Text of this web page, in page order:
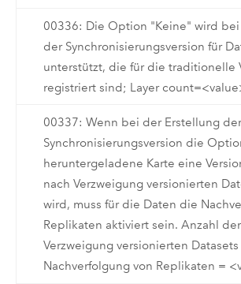
00336: Die Option "Keine" wird
der Synchronisierungsversion für
unterstützt, die für die traditionelle
registriert sind; Layer
00337: Wenn bei der Erstellung der
Synchronisierungsversion die
heruntergeladene Karte eine
nach Verzweigung versionierten
wird, muss für die Daten die
Replikaten aktiviert sein. Anzahl
Verzweigung versionierten
Nachverfolgung von Replikaten =